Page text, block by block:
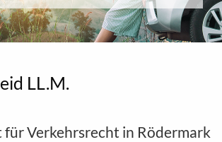
LL.M.
für Verkehrsrecht in Rödermark